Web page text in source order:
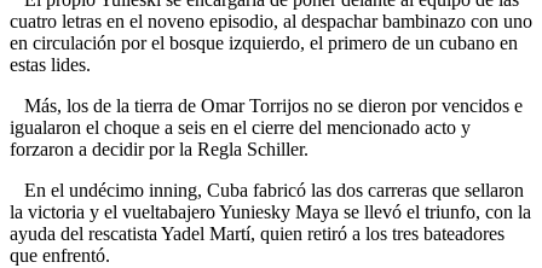
cuatro letras en el noveno episodio, al despachar bambinazo con uno
en circulación por el bosque izquierdo, el primero de un cubano en
estas lides.
Más, los de la tierra de Omar Torrijos no se dieron por vencidos e
igualaron el choque a seis en el cierre del mencionado acto y
forzaron a decidir por la Regla Schiller.
En el undécimo inning, Cuba fabricó las dos carreras que sellaron
la victoria y el vueltabajero Yuniesky Maya se llevó el triunfo, con la
ayuda del rescatista Yadel Martí, quien retiró a los tres bateadores
que enfrentó.